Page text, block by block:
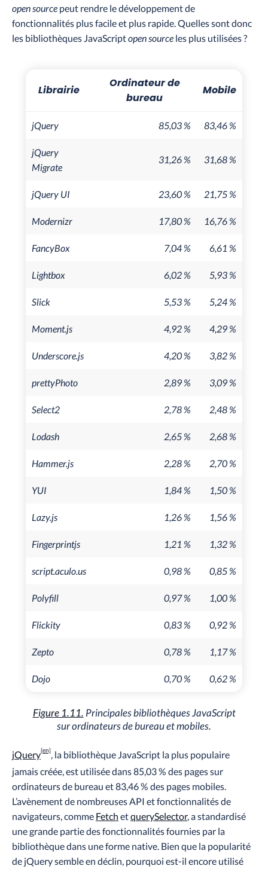
open source peut rendre le développement de
fonctionnalités plus facile et plus rapide. Quelles sont donc
les bibliothèques JavaScriptopen source les plus utilisées ?
Librairie
Ordinateur de
bureau
Mobile
jQuery 85,03 % 83,46 %
jQuery
Migrate
31,26 % 31,68 %
jQuery UI 23,60 % 21,75 %
Modernizr 17,80 % 16,76 %
FancyBox 7,04 % 6,61 %
Lightbox 6,02 % 5,93 %
Slick 5,53 % 5,24 %
Moment.js 4,92 % 4,29 %
Underscore.js 4,20 % 3,82 %
prettyPhoto 2,89 % 3,09 %
Select2 2,78 % 2,48 %
Lodash 2,65 % 2,68 %
Hammer.js 2,28 % 2,70 %
YUI 1,84 % 1,50 %
Lazy.js 1,26 % 1,56 %
Fingerprintjs 1,21 % 1,32 %
script.aculo.us 0,98 % 0,85 %
Polyfill 0,97 % 1,00 %
Flickity 0,83 % 0,92 %
Zepto 0,78 % 1,17 %
Dojo 0,70 % 0,62 %
Figure 1.11. Principales bibliothèques JavaScript
sur ordinateurs de bureau et mobiles.
jQuery
, la bibliothèque JavaScript la plus populaire
jamais créée, est utilisée dans 85,03 % des pages sur
ordinateurs de bureau et 83,46 % des pages mobiles.
L’avènement de nombreuses API et fonctionnalités de
navigateurs, comme Fetch etquerySelector, a standardisé
une grande partie des fonctionnalités fournies par la
bibliothèque dans une forme native. Bien que la popularité
de jQuery semble en déclin, pourquoi est-il encore utilisé